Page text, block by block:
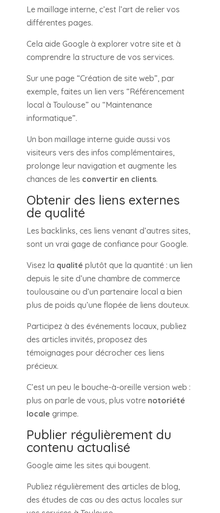
Le maillage interne, c’est l’art de relier vos
différentes pages.
Cela aide Google à explorer votre site et à
comprendre la structure de vos services.
Sur une page “Création de site web”, par
exemple, faites un lien vers “Référencement
local à Toulouse” ou “Maintenance
informatique”.
Un bon maillage interne guide aussi vos
visiteurs vers des infos complémentaires,
prolonge leur navigation et augmente les
chances de les convertir en clients.
Obtenir des liens externes
de qualité
Les backlinks, ces liens venant d’autres sites,
sont un vrai gage de confiance pour Google.
Visez la qualité plutôt que la quantité : un lien
depuis le site d’une chambre de commerce
toulousaine ou d’un partenaire local a bien
plus de poids qu’une flopée de liens douteux.
Participez à des événements locaux, publiez
des articles invités, proposez des
témoignages pour décrocher ces liens
précieux.
C’est un peu le bouche-à-oreille version web :
plus on parle de vous, plus votre notoriété
locale grimpe.
Publier régulièrement du
contenu actualisé
Google aime les sites qui bougent.
Publiez régulièrement des articles de blog,
des études de cas ou des actus locales sur